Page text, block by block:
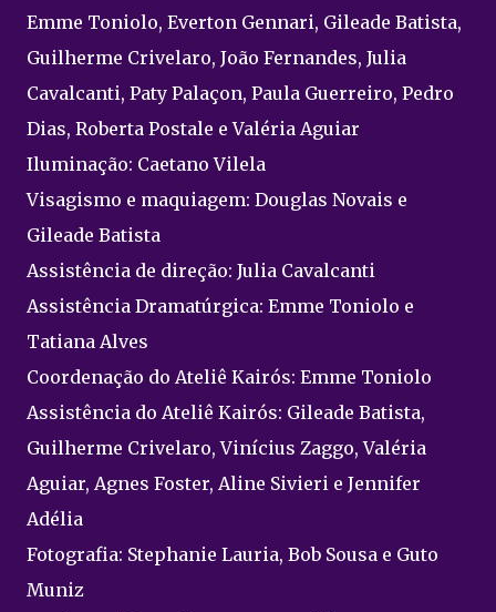
Emme Toniolo, Everton Gennari, Gileade Batista,
Guilherme Crivelaro, João Fernandes, Julia
Cavalcanti, Paty Palaçon, Paula Guerreiro, Pedro
Dias, Roberta Postale e Valéria Aguiar
Iluminação: Caetano Vilela
Visagismo e maquiagem: Douglas Novais e
Gileade Batista
Assistência de direção: Julia Cavalcanti
Assistência Dramatúrgica: Emme Toniolo e
Tatiana Alves
Coordenação do Ateliê Kairós: Emme Toniolo
Assistência do Ateliê Kairós: Gileade Batista,
Guilherme Crivelaro, Vinícius Zaggo, Valéria
Aguiar, Agnes Foster, Aline Sivieri e Jennifer
Adélia
Fotografia: Stephanie Lauria, Bob Sousa e Guto
Muniz